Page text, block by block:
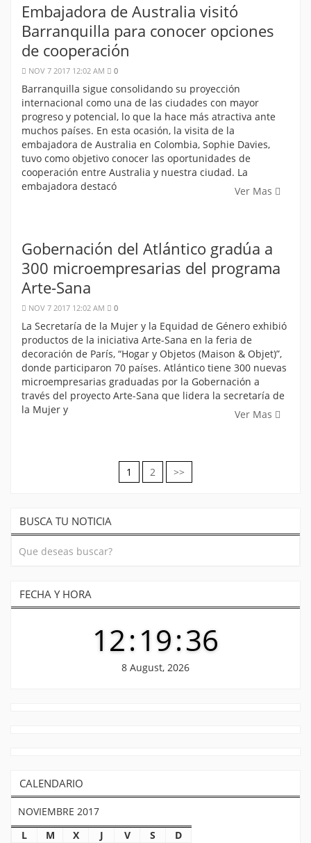
Embajadora de Australia visitó
Barranquilla para conocer opciones
de cooperación
NOV 7 2017 12:02 AM 0
Barranquilla sigue consolidando su proyección
internacional como una de las ciudades con mayor
progreso y potencial, lo que la hace más atractiva ante
muchos países. En esta ocasión, la visita de la
embajadora de Australia en Colombia, Sophie Davies,
tuvo como objetivo conocer las oportunidades de
cooperación entre Australia y nuestra ciudad. La
embajadora destacó
Ver Mas
Gobernación del Atlántico gradúa a
300 microempresarias del programa
Arte-Sana
NOV 7 2017 12:02 AM 0
La Secretaría de la Mujer y la Equidad de Género exhibió
productos de la iniciativa Arte-Sana en la feria de
decoración de París, “Hogar y Objetos (Maison & Objet)”,
donde participaron 70 países. Atlántico tiene 300 nuevas
microempresarias graduadas por la Gobernación a
través del proyecto Arte-Sana que lidera la secretaría de
la Mujer y
Ver Mas
Navegación
entradas
1 2 >>
BUSCA TU NOTICIA
FECHA Y HORA
12:19:37
8 August, 2026
CALENDARIO
NOVIEMBRE 2017
L
M X J V S D